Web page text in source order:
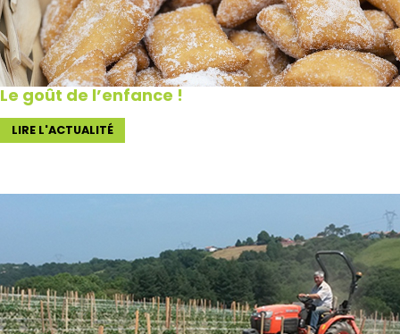
Le goût de l’enfance !
LIRE L'ACTUALITÉ